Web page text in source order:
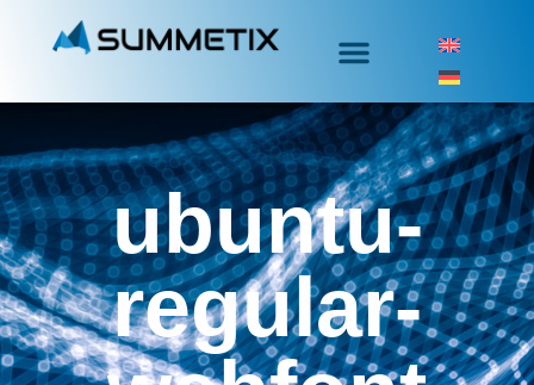
ubuntu-
regular-